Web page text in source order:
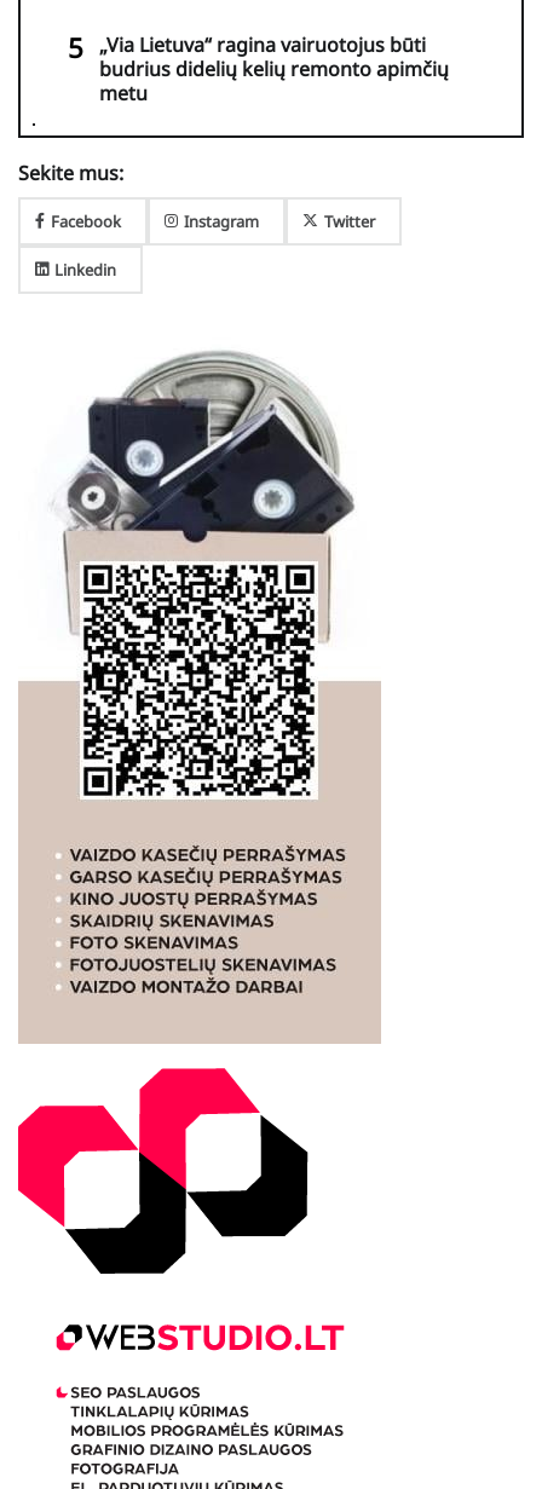
„Via Lietuva“ ragina vairuotojus būti
budrius didelių kelių remonto apimčių
metu
Sekite mus:
Facebook Instagram Twitter
Linkedin